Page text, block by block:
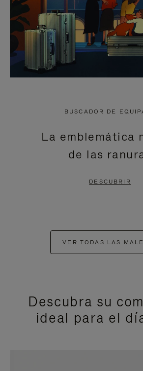
BUSCADOR DE
La emblemática
de las
DESCUBRIR
VER TODAS LAS
Descubra su
ideal para el